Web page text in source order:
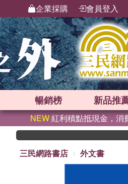
企業採購 會員登入
暢銷榜 新品推
NEW紅利積點抵現金，消
三民網路書店
外文書